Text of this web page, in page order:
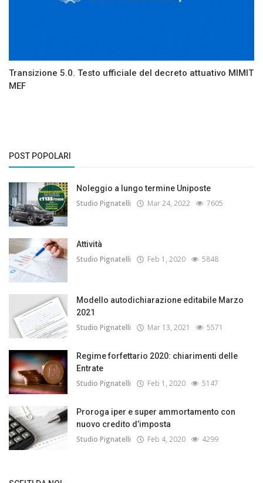
Transizione 5.0. Testo ufficiale del decreto attuativo MIMIT
MEF
POST POPOLARI
Noleggio a lungo termine Uniposte
Studio Pignatelli Mar 24, 2022 7605
Attività
Studio Pignatelli Feb 1, 2020 5848
Modello autodichiarazione editabile Marzo
2021
Studio Pignatelli Mar 13, 2021 5571
Regime forfettario 2020: chiarimenti delle
Entrate
Studio Pignatelli Feb 1, 2020 5147
Proroga iper e super ammortamento con
nuovo credito d’imposta
Studio Pignatelli Feb 4, 2020 4299